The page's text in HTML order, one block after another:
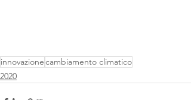
innovazionecambiamento climatico
2020